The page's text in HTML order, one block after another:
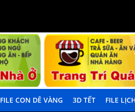
FILE CON DÊ VÀNG 3D TẾT FILE